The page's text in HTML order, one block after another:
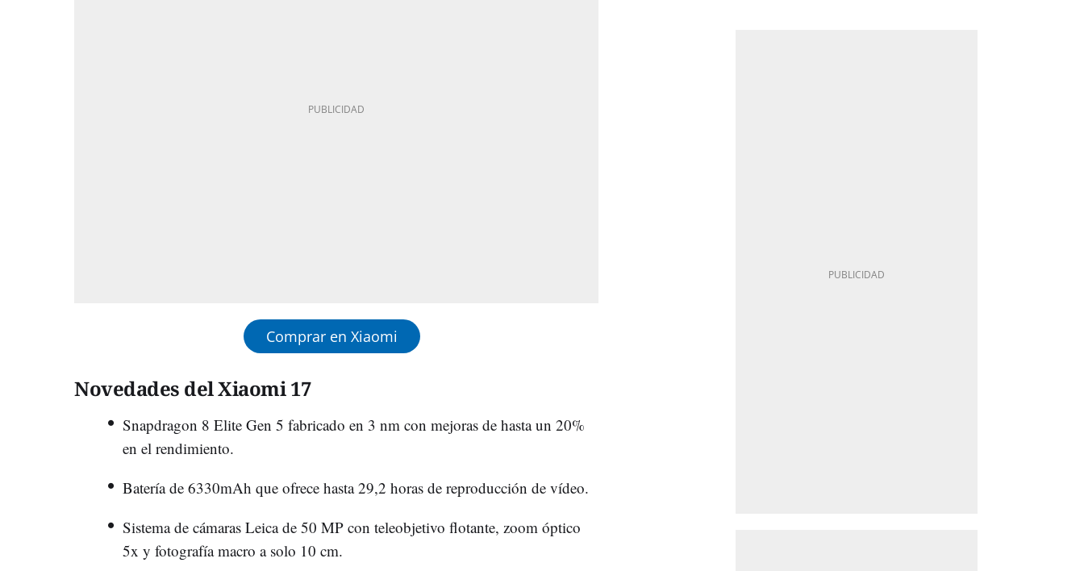
Comprar en Xiaomi
Novedades del Xiaomi 17
Snapdragon 8 Elite Gen 5 fabricado en 3 nm con mejoras de hasta un 20%
en el rendimiento.
Batería de 6330mAh que ofrece hasta 29,2 horas de reproducción de vídeo.
Sistema de cámaras Leica de 50 MP con teleobjetivo flotante, zoom óptico
5x y fotografía macro a solo 10 cm.